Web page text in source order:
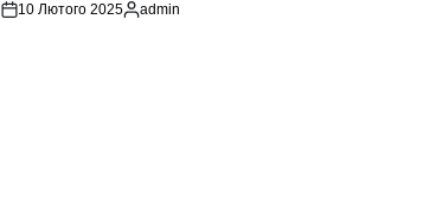
10 Лютого 2025
Опубліковано
admin